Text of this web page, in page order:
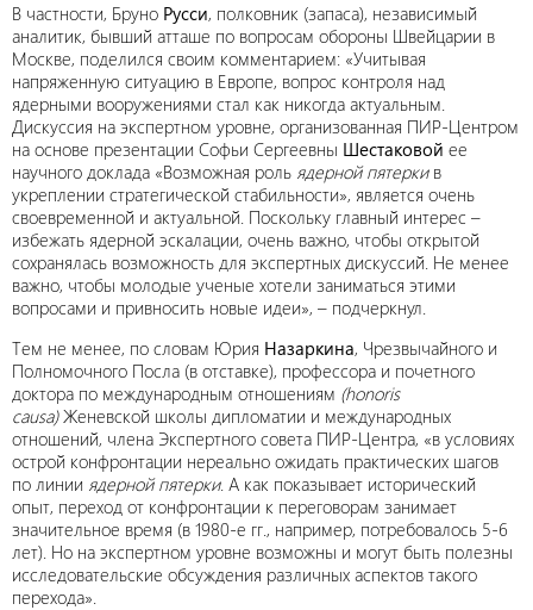
В частности, Бруно Русси, полковник (запаса), независимый
аналитик, бывший атташе по вопросам обороны Швейцарии в
Москве, поделился своим комментарием: «Учитывая
напряженную ситуацию в Европе, вопрос контроля над
ядерными вооружениями стал как никогда актуальным.
Дискуссия на экспертном уровне, организованная ПИР-Центром
на основе презентации Софьи Сергеевны Шестаковой ее
научного доклада «Возможная роль ядерной пятеркив
укреплении стратегической стабильности», является очень
своевременной и актуальной. Поскольку главный интерес –
избежать ядерной эскалации, очень важно, чтобы открытой
сохранялась возможность для экспертных дискуссий. Не менее
важно, чтобы молодые ученые хотели заниматься этими
вопросами и привносить новые идеи», – подчеркнул.
Тем не менее, по словам Юрия Назаркина, Чрезвычайного и
Полномочного Посла (в отставке), профессора и почетного
доктора по международным отношениям (honoris
causa)Женевской школы дипломатии и международных
отношений, члена Экспертного совета ПИР-Центра, «в условиях
острой конфронтации нереально ожидать практических шагов
по линии ядерной пятерки. А как показывает исторический
опыт, переход от конфронтации к переговорам занимает
значительное время (в 1980-е гг., например, потребовалось 5-6
лет). Но на экспертном уровне возможны и могут быть полезны
исследовательские обсуждения различных аспектов такого
перехода».